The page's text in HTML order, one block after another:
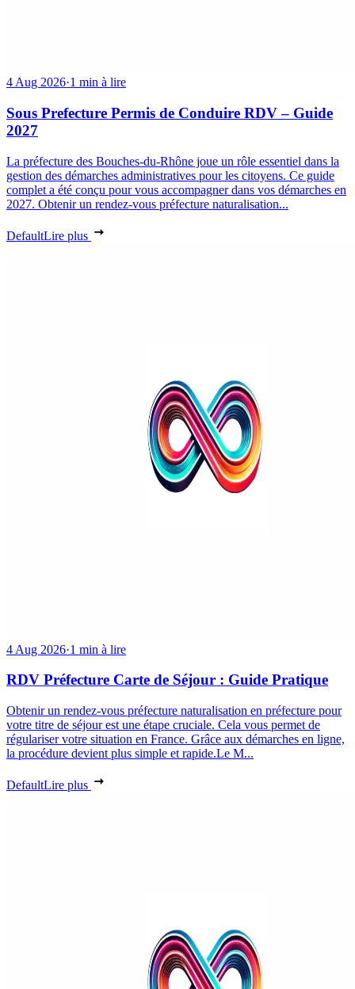
4 Aug 2026·1 min à lire
Sous Prefecture Permis de Conduire RDV – Guide
2027
La préfecture des Bouches-du-Rhône joue un rôle essentiel dans la
gestion des démarches administratives pour les citoyens. Ce guide
complet a été conçu pour vous accompagner dans vos démarches en
2027. Obtenir un rendez-vous préfecture naturalisation...
DefaultLire plus
4 Aug 2026·1 min à lire
RDV Préfecture Carte de Séjour : Guide Pratique
Obtenir un rendez-vous préfecture naturalisation en préfecture pour
votre titre de séjour est une étape cruciale. Cela vous permet de
régulariser votre situation en France. Grâce aux démarches en ligne,
la procédure devient plus simple et rapide.Le M...
DefaultLire plus